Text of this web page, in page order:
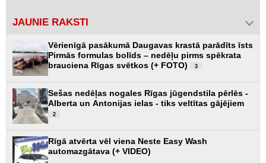
JAUNIE RAKSTI
Vērienīgā pasākumā Daugavas krastā parādīts īsts
Pirmās formulas bolīds – nedēļu pirms spēkrata
brauciena Rīgas svētkos (+ FOTO)
3
Sešas nedēļas nogales Rīgas jūgendstila pērlēs -
Alberta un Antonijas ielas - tiks veltītas gājējiem
2
Rīgā atvērta vēl viena Neste Easy Wash
automazgātava (+ VIDEO)